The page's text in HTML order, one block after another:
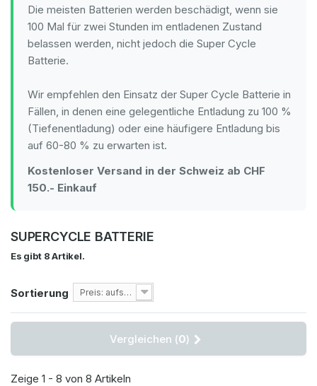
Die meisten Batterien werden beschädigt, wenn sie
100 Mal für zwei Stunden im entladenen Zustand
belassen werden, nicht jedoch die Super Cycle
Batterie.
Wir empfehlen den Einsatz der Super Cycle Batterie in
Fällen, in denen eine gelegentliche Entladung zu 100 %
(Tiefenentladung) oder eine häufigere Entladung bis
auf 60-80 % zu erwarten ist.
Kostenloser Versand in der Schweiz ab CHF
150.- Einkauf
SUPERCYCLE BATTERIE
Es gibt 8 Artikel.
Sortierung Preis: aufsteigend
Vergleichen (0)
Zeige 1 - 8 von 8 Artikeln